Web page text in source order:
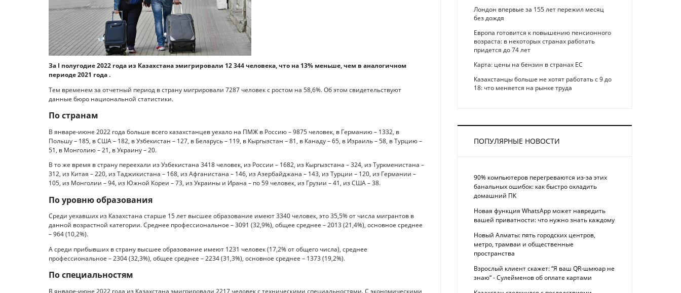
За I полугодие 2022 года из Казахстана эмигрировали 12 344 человека, что на 13% меньше, чем в аналогичном
периоде 2021 года .
Тем временем за отчетный период в страну мигрировали 7287 человек с ростом на 58,6%. Об этом свидетельствуют
данные бюро национальной статистики.
По странам
В январе-июне 2022 года больше всего казахстанцев уехало на ПМЖ в Россию – 9875 человек, в Германию – 1332, в
Польшу – 185, в США – 182, в Узбекистан – 127, в Беларусь – 119, в Кыргызстан – 81, в Канаду – 65, в Израиль – 58, в Турцию –
51, в Монголию – 21, в Украину – 20.
В то же время в страну переехали из Узбекистана 3418 человек, из России – 1682, из Кыргызстана – 324, из Туркменистана –
312, из Китая – 220, из Таджикистана – 168, из Афганистана – 146, из Азербайджана – 143, из Турции – 120, из Германии –
105, из Монголии – 94, из Южной Кореи – 73, из Украины и Ирана – по 59 человек, из Грузии – 41, из США – 38.
По уровню образования
Среди уехавших из Казахстана старше 15 лет высшее образование имеют 3340 человек, это 35,5% от числа мигрантов в
данной возрастной категории. Среднее профессиональное – 3091 (32,9%), общее среднее – 2013 (21,4%), основное среднее
– 964 (10,2%).
А среди прибывших в страну высшее образование имеют 1231 человек (17,2% от общего числа), среднее
профессиональное – 2304 (32,3%), общее среднее – 2234 (31,3%), основное среднее – 1373 (19,2%).
По специальностям
В январе-июне 2022 года из Казахстана эмигрировали 2217 человек с техническими специальностями. С экономическими
Лондон впервые за 155 лет пережил месяц
без дождя
Европа готовится к повышению пенсионного
возраста: в некоторых странах работать
придется до 74 лет
Карта: цены на бензин в странах ЕС
Казахстанцы больше не хотят работать с 9 до
18: что меняется на рынке труда
ПОПУЛЯРНЫЕ НОВОСТИ
90% компьютеров перегреваются из-за этих
банальных ошибок: как быстро охладить
домашний ПК
Новая функция WhatsApp может навредить
вашей приватности: что нужно знать каждому
Новый Алматы: пять городских центров,
метро, трамваи и общественные
пространства
Взрослый клиент скажет: “Я ваш QR-шмюар не
знаю“ - Сулейменов об оплате картами